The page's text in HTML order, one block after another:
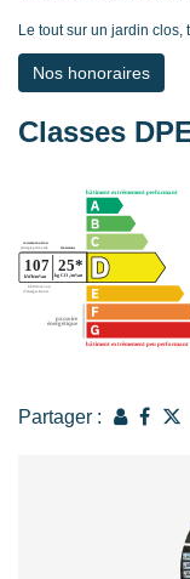
Le tout sur un jardin clos,
Nos honoraires
Classes
Partager :